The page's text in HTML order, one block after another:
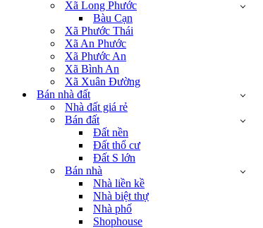
Xã Long Phước
Bàu Cạn
Xã Phước Thái
Xã An Phước
Xã Phước An
Xã Bình An
Xã Xuân Đường
Bán nhà đất
Nhà đất giá rẻ
Bán đất
Đất nền
Đất thổ cư
Đất S lớn
Bán nhà
Nhà liền kề
Nhà biệt thự
Nhà phố
Shophouse